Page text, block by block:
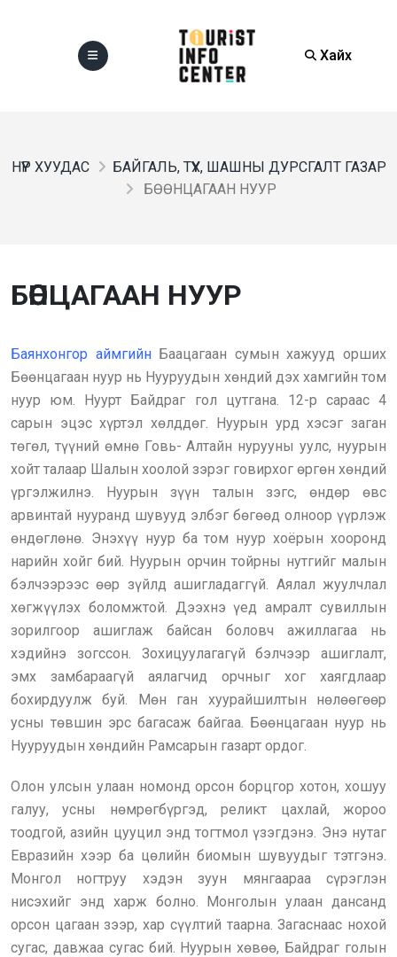
Хайх
НҮҮР ХУУДАС
БАЙГАЛЬ, ТҮҮХ, ШАШНЫ ДУРСГАЛТ ГАЗАР
БӨӨНЦАГААН НУУР
БӨӨНЦАГААН НУУР
Баянхонгор аймгийнБаацагаан сумын хажууд орших
Бөөнцагаан нуур нь Нууруудын хөндий дэх хамгийн том
нуур юм. Нуурт Байдраг гол цутгана. 12-р сараас 4
сарын эцэс хүртэл хөлддөг. Нуурын урд хэсэг заган
төгөл, түүний өмнө Говь- Алтайн нурууны уулс, нуурын
хойт талаар Шалын хоолой зэрэг говирхог өргөн хөндий
үргэлжилнэ. Нуурын зүүн талын зэгс, өндөр өвс
арвинтай нууранд шувууд элбэг бөгөөд олноор үүрлэж
өндөглөнө. Энэхүү нуур ба том нуур хоёрын хооронд
нарийн хойг бий. Нуурын орчин тойрны нутгийг малын
бэлчээрээс өөр зүйлд ашигладаггүй. Аялал жуулчлал
хөгжүүлэх боломжтой. Дээхнэ үед амралт сувиллын
зорилгоор ашиглаж байсан боловч ажиллагаа нь
хэдийнэ зогссон. Зохицуулагагүй бэлчээр ашиглалт,
эмх замбараагүй аялагчид орчныг хог хаягдлаар
бохирдуулж буй. Мөн ган хуурайшилтын нөлөөгөөр
усны төвшин эрс багасаж байгаа. Бөөнцагаан нуур нь
Нууруудын хөндийн Рамсарын газарт ордог.
Олон улсын улаан номонд орсон борцгор хотон, хошуу
галуу, усны нөмрөгбүргэд, реликт цахлай, жороо
тоодгой, азийн цууцил энд тогтмол үзэгдэнэ. Энэ нутаг
Евразийн хээр ба цөлийн биомын шувуудыг тэтгэнэ.
Монгол ногтруу хэдэн зуун мянгаараа сүрэглэн
нисэхийг энд харж болно. Монголын улаан дансанд
орсон цагаан зээр, хар сүүлтий таарна. Загаснаас нохой
сугас, давжаа сугас бий. Нуурын хөвөө, Байдраг голын